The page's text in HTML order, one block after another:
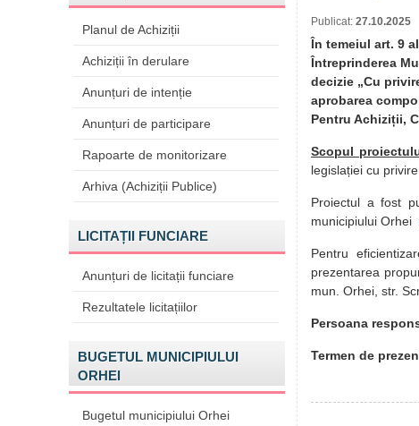
Planul de Achiziții
Achiziții în derulare
Anunțuri de intenție
Anunțuri de participare
Rapoarte de monitorizare
Arhiva (Achiziții Publice)
LICITAȚII FUNCIARE
Anunțuri de licitații funciare
Rezultatele licitațiilor
BUGETUL MUNICIPIULUI
ORHEI
Bugetul municipiului Orhei
Publicat: 27.10.2025
În temeiul art. 9
Întreprinderea
decizie „Cu
aprobarea
Pentru Achiziții,
Scopul
legislației cu
Proiectul a fost
municipiului Orhei
Pentru
prezentarea
mun. Orhei, str.
Persoana
Termen de